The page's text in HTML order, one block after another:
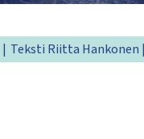
Teksti Riitta Hankonen